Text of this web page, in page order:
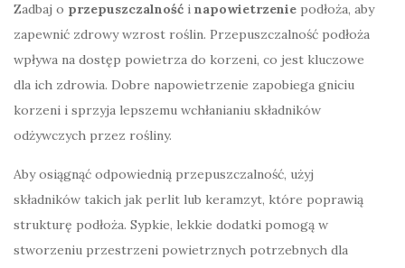
Zadbaj o przepuszczalność i napowietrzenie podłoża, aby
zapewnić zdrowy wzrost roślin. Przepuszczalność podłoża
wpływa na dostęp powietrza do korzeni, co jest kluczowe
dla ich zdrowia. Dobre napowietrzenie zapobiega gniciu
korzeni i sprzyja lepszemu wchłanianiu składników
odżywczych przez rośliny.
Aby osiągnąć odpowiednią przepuszczalność, użyj
składników takich jak perlit lub keramzyt, które poprawią
strukturę podłoża. Sypkie, lekkie dodatki pomogą w
stworzeniu przestrzeni powietrznych potrzebnych dla